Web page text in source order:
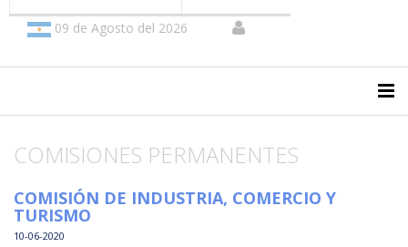
09 de Agosto del 2026
COMISIONES PERMANENTES
COMISIÓN DE INDUSTRIA, COMERCIO Y
TURISMO
10-06-2020